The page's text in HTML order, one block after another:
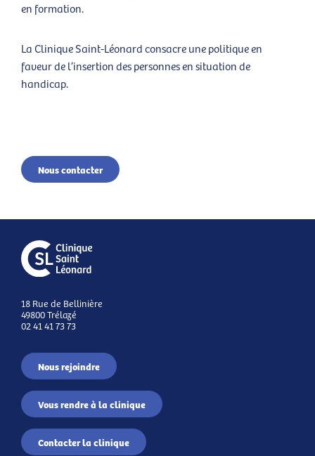
en formation.
La Clinique Saint-Léonard consacre une politique en
faveur de l’insertion des personnes en situation de
handicap.
Nous contacter
18 Rue de Bellinière
49800 Trélazé
02 41 41 73 73
Nous rejoindre
Vous rendre à la clinique
Contacter la clinique